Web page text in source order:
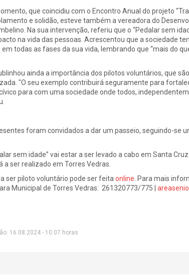
que coincidiu com o Encontro Anual do projeto
e solidão, esteve também a vereadora do
Na sua intervenção, referiu que o “Pedalar sem
na vida das pessoas. Acrescentou que a sociedade
todas as fases da sua vida, lembrando que “mais do
ainda a importância dos pilotos voluntários, que
"O seu exemplo contribuirá seguramente para
para com uma sociedade onde todos,
foram convidados a dar um passeio, seguindo-se
sem idade” vai estar a ser levado a cabo em Santa
a ser realizado em Torres Vedras.
ser piloto voluntário pode ser feita online . Para mais
Municipal de Torres Vedras: 261320773/775 |
16.08.2024 - 10:07 horas